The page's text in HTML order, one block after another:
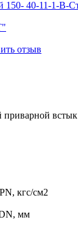
отзыв
приварной встык
кгс/см2
мм